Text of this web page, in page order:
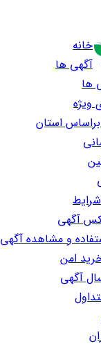
خانه
آگهی ها
ها
ویژه
استان
آگهی
و مشاهده آگهی
امن
آگهی